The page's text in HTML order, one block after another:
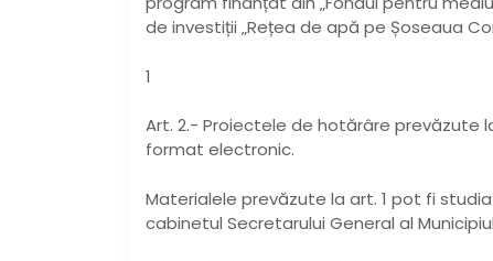
de investiții „Rețea de apă pe Șoseaua
1
Art. 2.- Proiectele de hotărâre prevăzute
format electronic.
Materialele prevăzute la art. 1 pot fi
cabinetul Secretarului General al